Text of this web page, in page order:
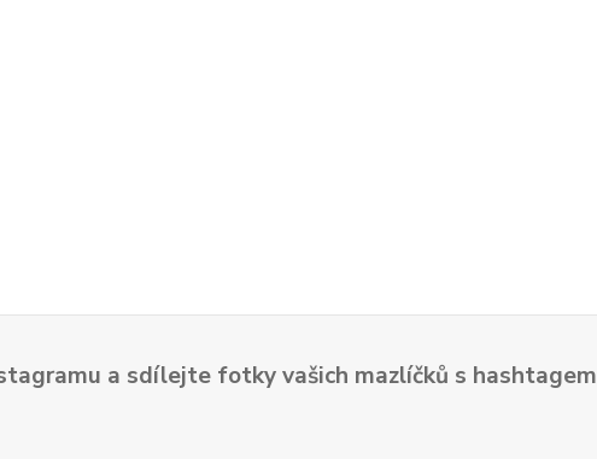
a sdílejte fotky vašich mazlíčků s hashtagem